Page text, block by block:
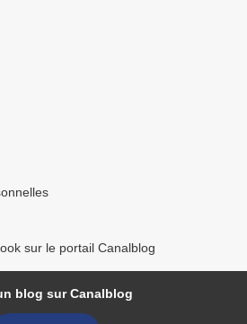
sur le portail Canalblog
blog sur Canalblog